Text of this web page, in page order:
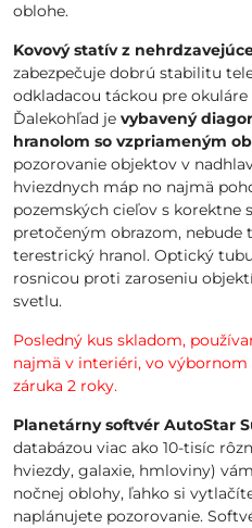
oblohe.
Kovový statív z
zabezpečuje dobrú stabilitu
odkladacou táckou pre
Ďalekohľad je vybavený
hranolom so vzpriameným
pozorovanie objektov v
hviezdnych máp no najmä
pozemských cieľov s korektne
pretočeným obrazom, nebude
terestrický hranol. Optický
rosnicou proti zaroseniu
svetlu.
Posledný kus skladom,
najmä v interiéri, vo výbornom
záruka 2 roky.
Planetárny softvér AutoStar
databázou viac ako 10-tisíc
hviezdy, galaxie, hmloviny)
nočnej oblohy, ľahko si
naplánujete pozorovanie.